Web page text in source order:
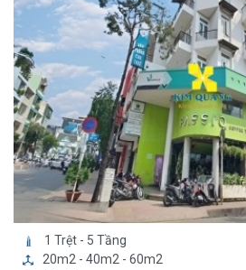
1 Trệt - 5 Tầng
20m2 - 40m2 - 60m2